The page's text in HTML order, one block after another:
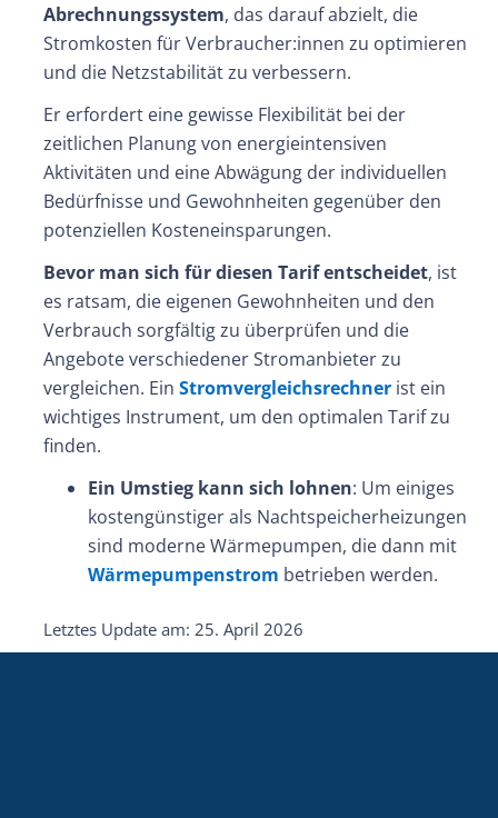
Abrechnungssystem, das darauf abzielt, die
Stromkosten für Verbraucher:innen zu optimieren
und die Netzstabilität zu verbessern.
Er erfordert eine gewisse Flexibilität bei der
zeitlichen Planung von energieintensiven
Aktivitäten und eine Abwägung der individuellen
Bedürfnisse und Gewohnheiten gegenüber den
potenziellen Kosteneinsparungen.
Bevor man sich für diesen Tarif entscheidet, ist
es ratsam, die eigenen Gewohnheiten und den
Verbrauch sorgfältig zu überprüfen und die
Angebote verschiedener Stromanbieter zu
vergleichen. Ein Stromvergleichsrechner ist ein
wichtiges Instrument, um den optimalen Tarif zu
finden.
Ein Umstieg kann sich lohnen: Um einiges
kostengünstiger als Nachtspeicherheizungen
sind moderne Wärmepumpen, die dann mit
Wärmepumpenstrom betrieben werden.
Letztes Update am: 25. April 2026